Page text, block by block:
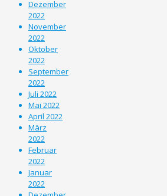
Dezember
2022
November
2022
Oktober
2022
September
2022
Juli 2022
Mai 2022
April 2022
März
2022
Februar
2022
Januar
2022